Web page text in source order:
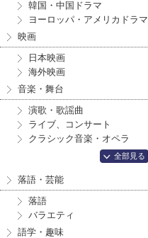
韓国・中国ドラマ
ヨーロッパ・アメリカドラマ
映画
日本映画
海外映画
音楽・舞台
演歌・歌謡曲
ライブ、コンサート
クラシック音楽・オペラ
全部見る
落語・芸能
落語
バラエティ
語学・趣味